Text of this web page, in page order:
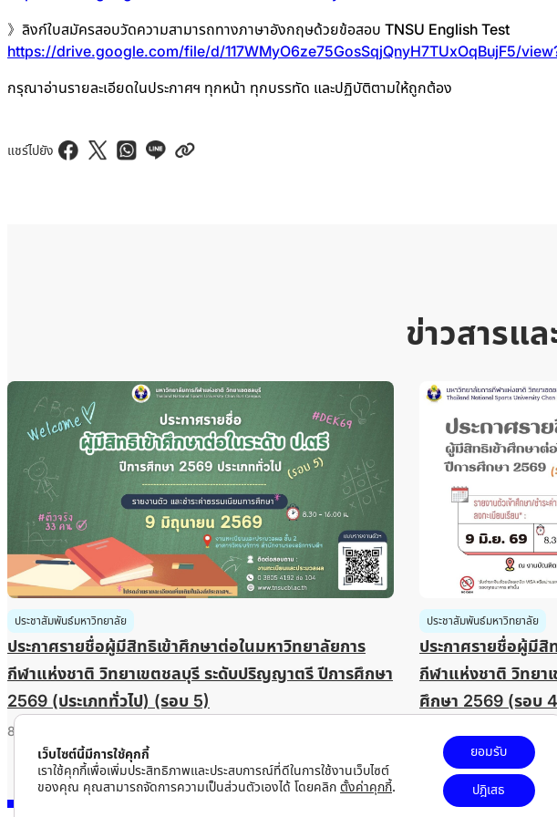
》ลิงก์ใบสมัครสอบวัดความสามารถทางภาษาอังกฤษด้วยข้อสอบ TNSU English Test
https://drive.google.com/file/d/117WMyO6ze75GosSqjQnyH7TUxOqBujF5/
กรุณาอ่านรายละเอียดในประกาศฯ ทุกหน้า ทุกบรรทัด และปฏิบัติตามให้ถูกต้อง
แชร์ไปยัง
ข่าวสารแ
ประชาสัมพันธ์มหาวิทยาลัย
ประกาศรายชื่อผู้มีสิทธิเข้าศึกษาต่อในมหาวิทยาลัยการ
กีฬาแห่งชาติ วิทยาเขตชลบุรี ระดับปริญญาตรี ปีการศึกษา
2569 (ประเภททั่วไป) (รอบ 5)
8 มิถุนายน 2026
ประชาสัมพันธ์มหาวิทยาลัย
ประกาศรายชื่อผู้มีสิ
กีฬาแห่งชาติ วิทยา
ศึกษา 2569 (รอบ
8 มิถุนายน 2026
เว็บไซต์นี้มีการใช้คุกกี้
เราใช้คุกกี้เพื่อเพิ่มประสิทธิภาพและประสบการณ์ที่ดีในการใช้งานเว็บไซต์
ของคุณ คุณสามารถจัดการความเป็นส่วนตัวเองได้ โดยคลิกตั้งค่าคุกกี้.
ยอมรับ
ปฎิเสธ